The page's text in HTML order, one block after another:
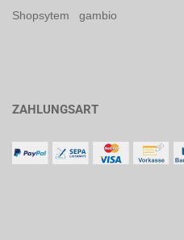
Shopsytem gambio
ZAHLUNGSART